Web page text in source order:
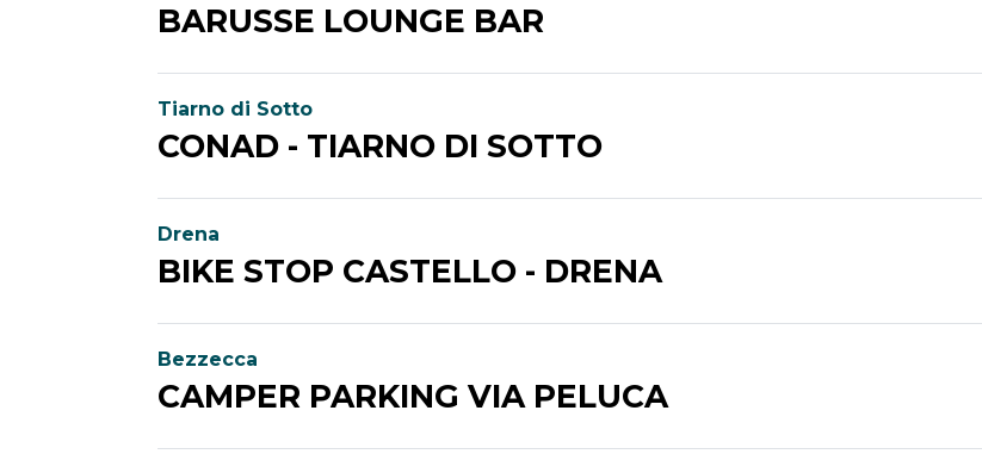
BARUSSE LOUNGE BAR
Tiarno di Sotto
CONAD - TIARNO DI SOTTO
Drena
BIKE STOP CASTELLO - DRENA
Bezzecca
CAMPER PARKING VIA PELUCA